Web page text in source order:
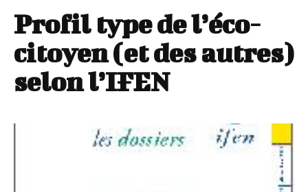
Profil type de l’éco-
citoyen (et des autres)
selon l’IFEN